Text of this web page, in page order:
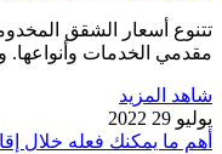
تتنوع أسعار الشقق
مقدمي الخدمات
شاهد المزيد
يوليو 29 2022
أهم ما يمكنك فعله خلال